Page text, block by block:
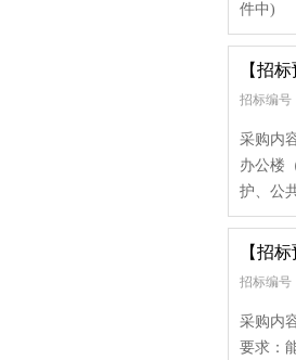
件中)
【招标
招标编号
采购内
办公楼
护、公
【招标
招标编号
采购内
要求：